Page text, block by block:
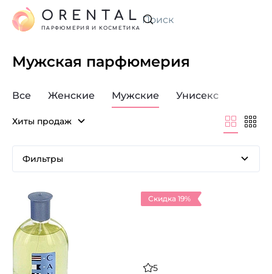
Искать
ORENTAL
ПАРФЮМЕРИЯ И КОСМЕТИКА
Мужская парфюмерия
Все Женские Мужские Унисекс
Хиты продаж
Фильтры
Скидка 19%
5